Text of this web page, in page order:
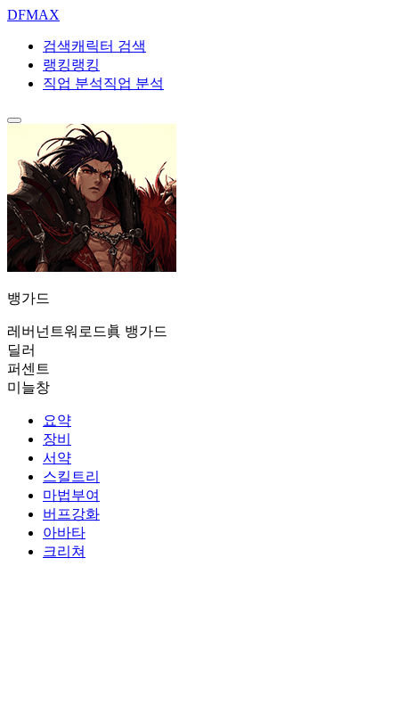
DFMAX
검색캐릭터 검색
랭킹랭킹
직업 분석직업 분석
뱅가드
레버넌트워로드眞 뱅가드
딜러
퍼센트
미늘창
요약
장비
서약
스킬트리
마법부여
버프강화
아바타
크리쳐